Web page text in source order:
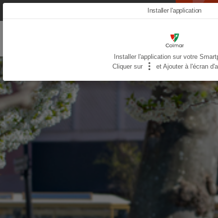
Aller
COLMAR
YOU
-
-
MOBILE
Installer l'application
Installer l'application sur votre
Cliquer sur
et Ajouter à l'écran